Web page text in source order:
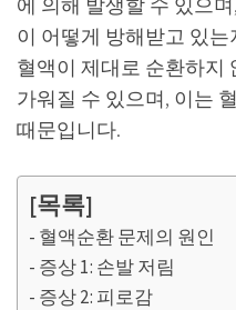
이 어떻게 방해받고 있
혈액이 제대로 순환하지
가워질 수 있으며, 이는
때문입니다.
[목록]
혈액순환 문제의 원인
증상 1: 손발 저림
증상 2: 피로감